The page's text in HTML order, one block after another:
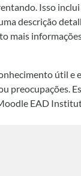
Isso
descrição
mais
útil e
preocupações.
EAD